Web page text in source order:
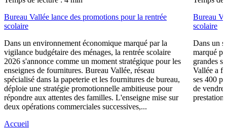
Bureau Vallée lance des promotions pour la rentrée
scolaire
Dans un environnement économique marqué par la
vigilance budgétaire des ménages, la rentrée scolaire
2026 s'annonce comme un moment stratégique pour les
enseignes de fournitures. Bureau Vallée, réseau
spécialisé dans la papeterie et les fournitures de bureau,
déploie une stratégie promotionnelle ambitieuse pour
répondre aux attentes des familles. L'enseigne mise sur
deux opérations commerciales successives,...
Bureau
scolaire
Dans un
marqué
grandes
Vallée a
ses 400
de vendre
Accueil